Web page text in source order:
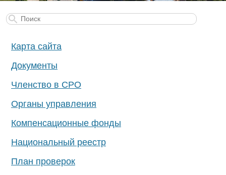
Карта сайта
Документы
Членство в СРО
Органы управления
Компенсационные фонды
Национальный реестр
План проверок